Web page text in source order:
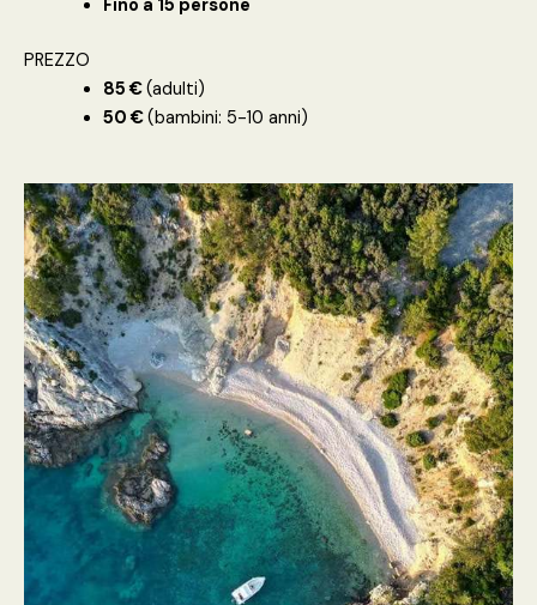
Fino a 15 persone
PREZZO
85 €(adulti)
50 €(bambini: 5-10 anni)